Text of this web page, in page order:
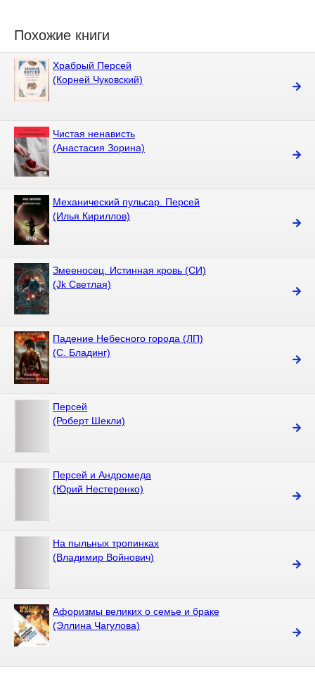
Похожие книги
Храбрый Персей
(Корней Чуковский)
Чистая ненависть
(Анастасия Зорина)
Механический пульсар. Персей
(Илья Кириллов)
Змееносец. Истинная кровь (СИ)
(Jk Светлая)
Падение Небесного города (ЛП)
(С. Бладинг)
Персей
(Роберт Шекли)
Персей и Андромеда
(Юрий Нестеренко)
На пыльных тропинках
(Владимир Войнович)
Афоризмы великих о семье и браке
(Эллина Чагулова)